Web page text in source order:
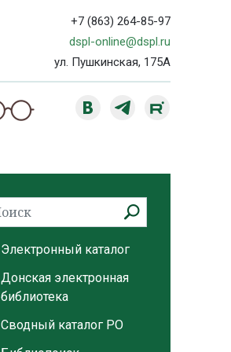
+7 (863) 264-85-97
dspl-online@dspl.ru
ул. Пушкинская, 175А
Электронный каталог
Донская электронная
библиотека
Сводный каталог РО